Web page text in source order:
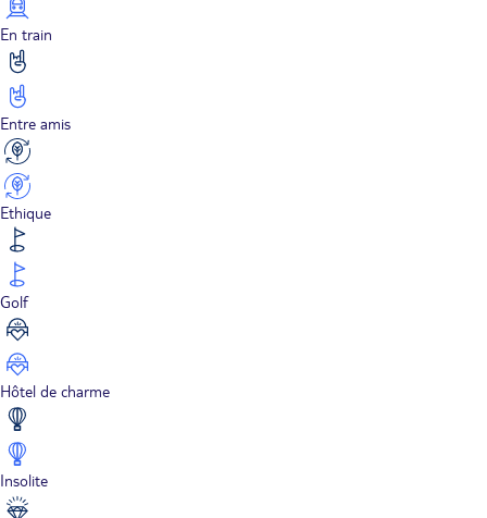
En train
Entre amis
Ethique
Golf
Hôtel de charme
Insolite